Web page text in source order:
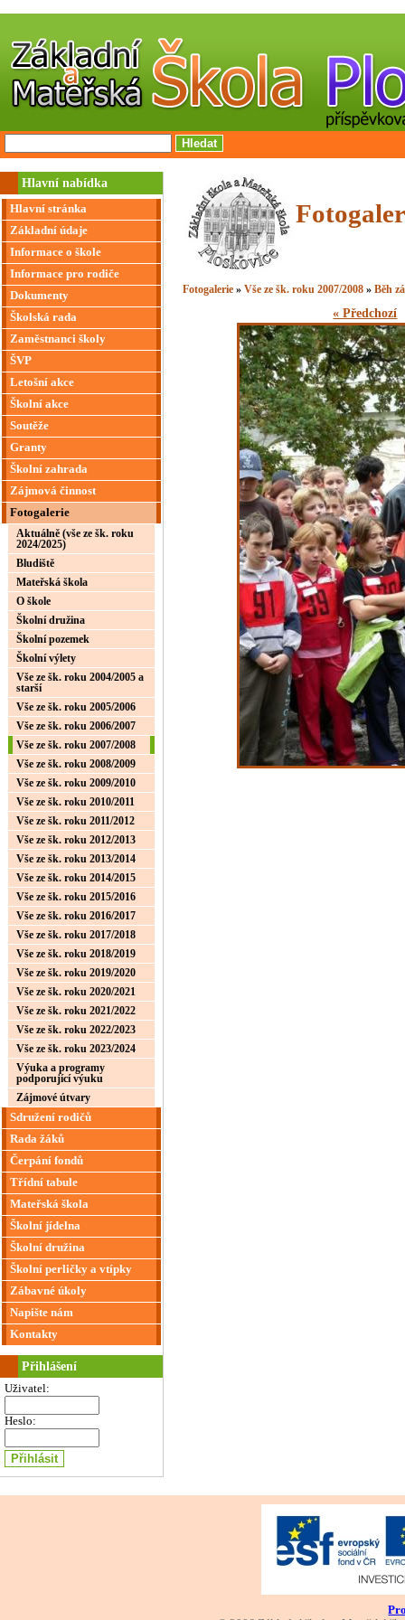
Hlavní nabídka
Hlavní stránka
Základní údaje
Informace o škole
Informace pro rodiče
Dokumenty
Školská rada
Zaměstnanci školy
ŠVP
Letošní akce
Školní akce
Soutěže
Granty
Školní zahrada
Zájmová činnost
Fotogalerie
Aktuálně (vše ze šk. roku
2024/2025)
Bludiště
Mateřská škola
O škole
Školní družina
Školní pozemek
Školní výlety
Vše ze šk. roku 2004/2005 a
starší
Vše ze šk. roku 2005/2006
Vše ze šk. roku 2006/2007
Vše ze šk. roku 2007/2008
Vše ze šk. roku 2008/2009
Vše ze šk. roku 2009/2010
Vše ze šk. roku 2010/2011
Vše ze šk. roku 2011/2012
Vše ze šk. roku 2012/2013
Vše ze šk. roku 2013/2014
Vše ze šk. roku 2014/2015
Vše ze šk. roku 2015/2016
Vše ze šk. roku 2016/2017
Vše ze šk. roku 2017/2018
Vše ze šk. roku 2018/2019
Vše ze šk. roku 2019/2020
Vše ze šk. roku 2020/2021
Vše ze šk. roku 2021/2022
Vše ze šk. roku 2022/2023
Vše ze šk. roku 2023/2024
Výuka a programy
podporující výuku
Zájmové útvary
Sdružení rodičů
Rada žáků
Čerpání fondů
Třídní tabule
Mateřská škola
Školní jídelna
Školní družina
Školní perličky a vtípky
Zábavné úkoly
Napište nám
Kontakty
Přihlášení
Uživatel:
Heslo:
Fotogalerie »Vše ze šk. roku 2007/2008 »Běh
« Předchozí